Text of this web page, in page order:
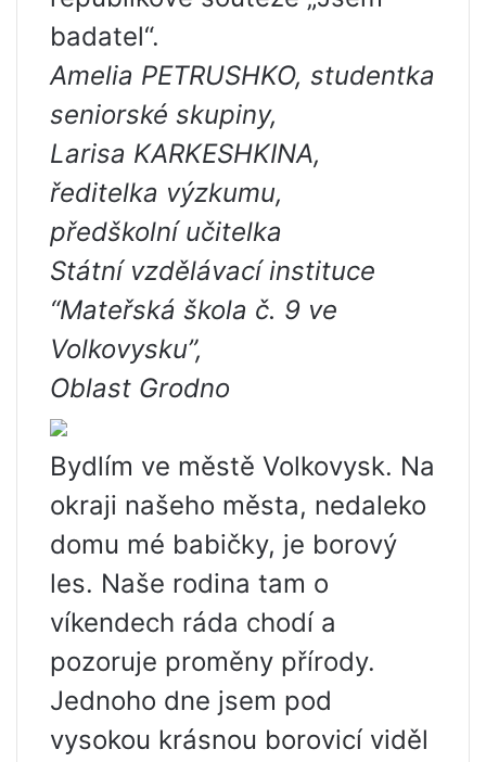
badatel“.
Amelia PETRUSHKO, studentka
seniorské skupiny,
Larisa KARKESHKINA,
ředitelka výzkumu,
předškolní učitelka
Státní vzdělávací instituce
“Mateřská škola č. 9 ve
Volkovysku”,
Oblast Grodno
Bydlím ve městě Volkovysk. Na
okraji našeho města, nedaleko
domu mé babičky, je borový
les. Naše rodina tam o
víkendech ráda chodí a
pozoruje proměny přírody.
Jednoho dne jsem pod
vysokou krásnou borovicí viděl